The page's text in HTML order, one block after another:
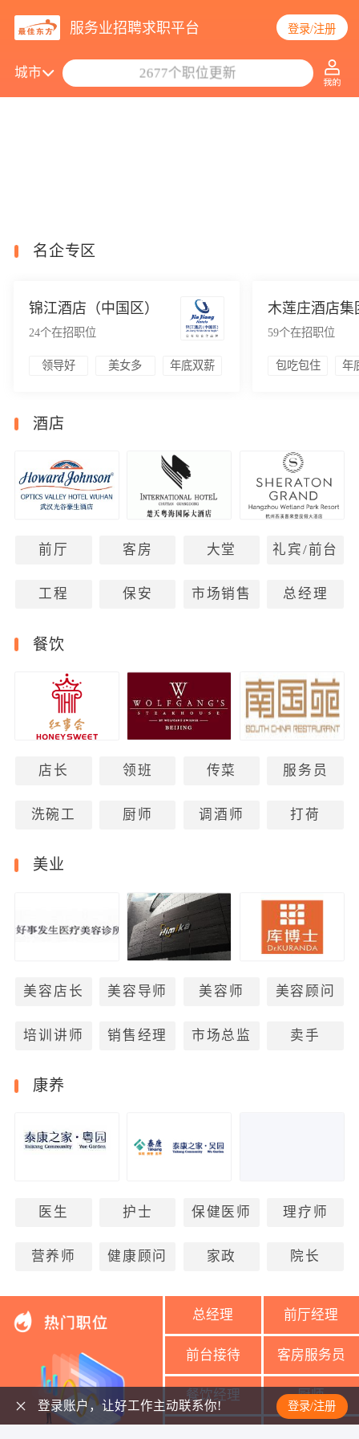
服务业招聘求职平台 登录/注册
城市
2677个职位更新
名企专区
锦江酒店（中国区）
24个在招职位
领导好 美女多 年底双薪
木莲庄酒店集
59个在招职位
包吃包住 年
酒店
前厅 客房 大堂 礼宾/前台
工程 保安 市场销售 总经理
餐饮
店长 领班 传菜 服务员
洗碗工 厨师 调酒师 打荷
美业
美容店长 美容导师 美容师 美容顾问
培训讲师 销售经理 市场总监 卖手
康养
医生 护士 保健医师 理疗师
营养师 健康顾问 家政 院长
总经理 前厅经理
前台接待 客房服务员
餐饮经理 厨师
登录账户，让好工作主动联系你! 登录/注册